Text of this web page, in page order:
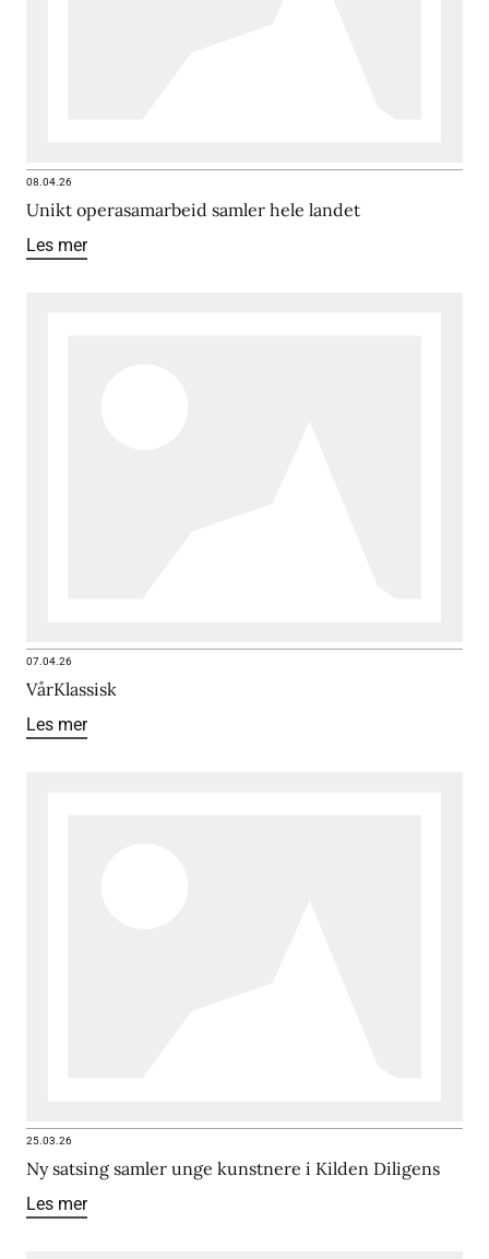
08.04.26
Unikt operasamarbeid samler hele landet
Les mer
07.04.26
VårKlassisk
Les mer
25.03.26
Ny satsing samler unge kunstnere i Kilden Diligens
Les mer